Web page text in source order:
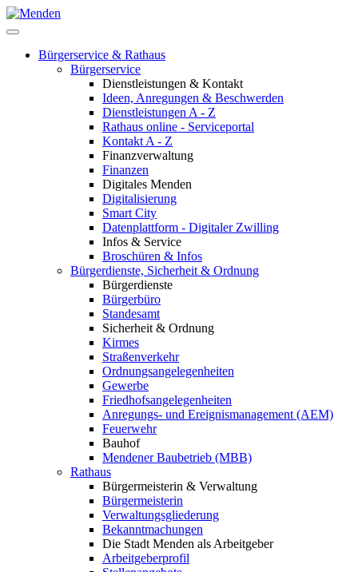
Bürgerservice & Rathaus
Bürgerservice
Dienstleistungen & Kontakt
Ideen, Anregungen & Beschwerden
Dienstleistungen A - Z
Rathaus online - Serviceportal
Kontakt A - Z
Finanzverwaltung
Finanzen
Digitales Menden
Digitalisierung
Smart City
Datenplattform - Digitaler Zwilling
Infos & Service
Broschüren & Infos
Bürgerdienste, Sicherheit & Ordnung
Bürgerdienste
Bürgerbüro
Standesamt
Sicherheit & Ordnung
Kirmes
Straßenverkehr
Ordnungsangelegenheiten
Gewerbe
Friedhofsangelegenheiten
Anregungs- und Ereignismanagement (AEM)
Feuerwehr
Bauhof
Mendener Baubetrieb (MBB)
Rathaus
Bürgermeisterin & Verwaltung
Bürgermeisterin
Verwaltungsgliederung
Bekanntmachungen
Die Stadt Menden als Arbeitgeber
Arbeitgeberprofil